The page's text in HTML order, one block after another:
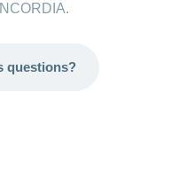
questions?